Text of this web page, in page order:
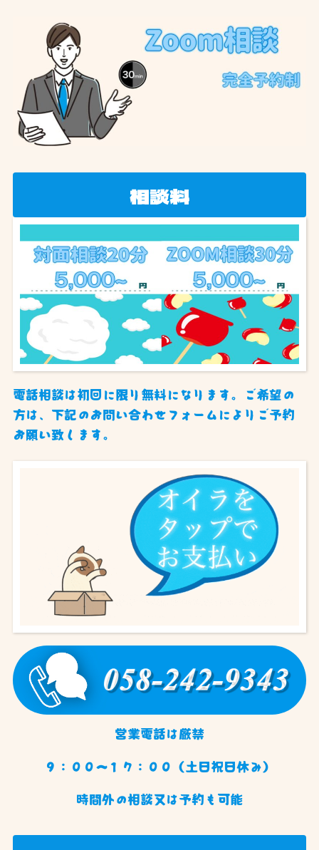
相談料
電話相談は初回に限り無料になります。ご希望の
方は、下記のお問い合わせフォームによりご予約
お願い致します。
営業電話は厳禁
９：００〜１７：００（土日祝日休み）
時間外の相談又は予約も可能